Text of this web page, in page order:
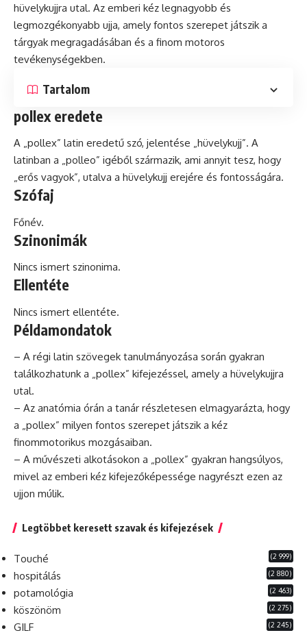
hüvelykujjra utal. Az emberi kéz legnagyobb és
legmozgékonyabb ujja, amely fontos szerepet játszik a
tárgyak megragadásában és a finom motoros
tevékenységekben.
Tartalom
pollex eredete
A „pollex” latin eredetű szó, jelentése „hüvelykujj”. A
latinban a „polleo” igéből származik, ami annyit tesz, hogy
„erős vagyok”, utalva a hüvelykujj erejére és fontosságára.
Szófaj
Főnév.
Szinonimák
Nincs ismert szinonima.
Ellentéte
Nincs ismert ellentéte.
Példamondatok
– A régi latin szövegek tanulmányozása során gyakran
találkozhatunk a „pollex” kifejezéssel, amely a hüvelykujjra
utal.
– Az anatómia órán a tanár részletesen elmagyarázta, hogy
a „pollex” milyen fontos szerepet játszik a kéz
finommotorikus mozgásaiban.
– A művészeti alkotásokon a „pollex” gyakran hangsúlyos,
mivel az emberi kéz kifejezőképessége nagyrészt ezen az
ujjon múlik.
Legtöbbet keresett szavak és kifejezések
Touché (2 999)
hospitálás (2 880)
potamológia (2 463)
köszönöm (2 275)
GILF (2 245)